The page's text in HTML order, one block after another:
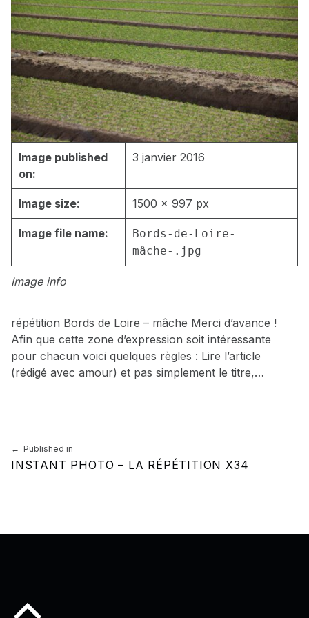
Image info
Image published
on:
3 janvier 2016
Image size: 1500 × 997 px
Image file name:
Bords-de-Loire-
mâche-.jpg
répétition Bords de Loire – mâche Merci d’avance !
Afin que cette zone d’expression soit intéressante
pour chacun voici quelques règles : Lire l’article
(rédigé avec amour) et pas simplement le titre,…
Skip back to main navigation
Navigation de l’article
Published in
INSTANT PHOTO – LA RÉPÉTITION X34